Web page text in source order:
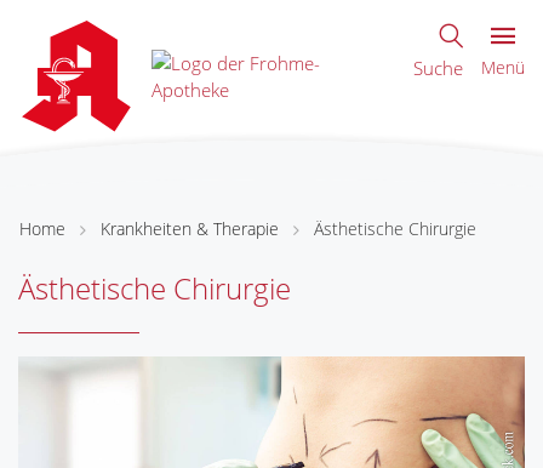
Suche Menü
Home Krankheiten & Therapie Ästhetische Chirurgie
Ästhetische Chirurgie